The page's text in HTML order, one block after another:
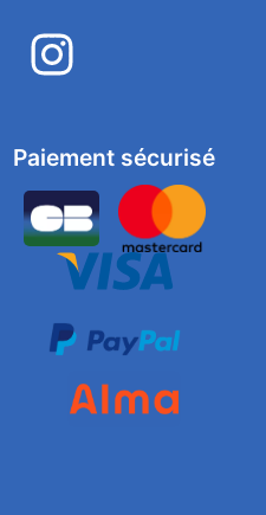
Paiement sécurisé